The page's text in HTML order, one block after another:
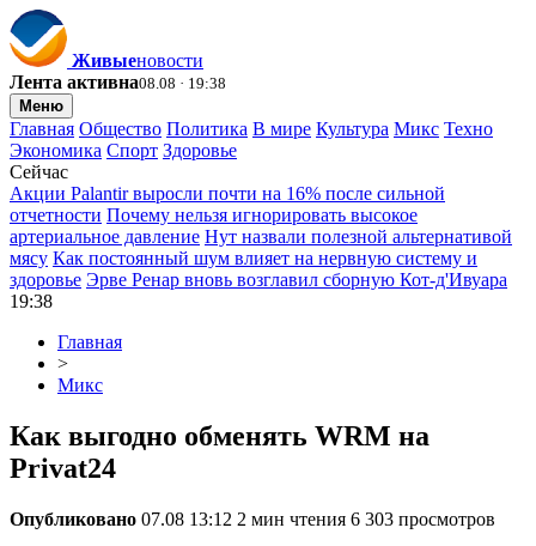
Живыеновости
Лента активна08.08 · 19:38
Меню
Главная Общество Политика В мире Культура Микс Техно
Экономика Спорт Здоровье
Сейчас
Акции Palantir выросли почти на 16% после сильной
отчетности Почему нельзя игнорировать высокое
артериальное давление Нут назвали полезной альтернативой
мясу Как постоянный шум влияет на нервную систему и
здоровье Эрве Ренар вновь возглавил сборную Кот-д'Ивуара
19:38
Главная
>
Микс
Как выгодно обменять WRM на
Privat24
Опубликовано 07.08 13:12 2 мин чтения 6 303 просмотров